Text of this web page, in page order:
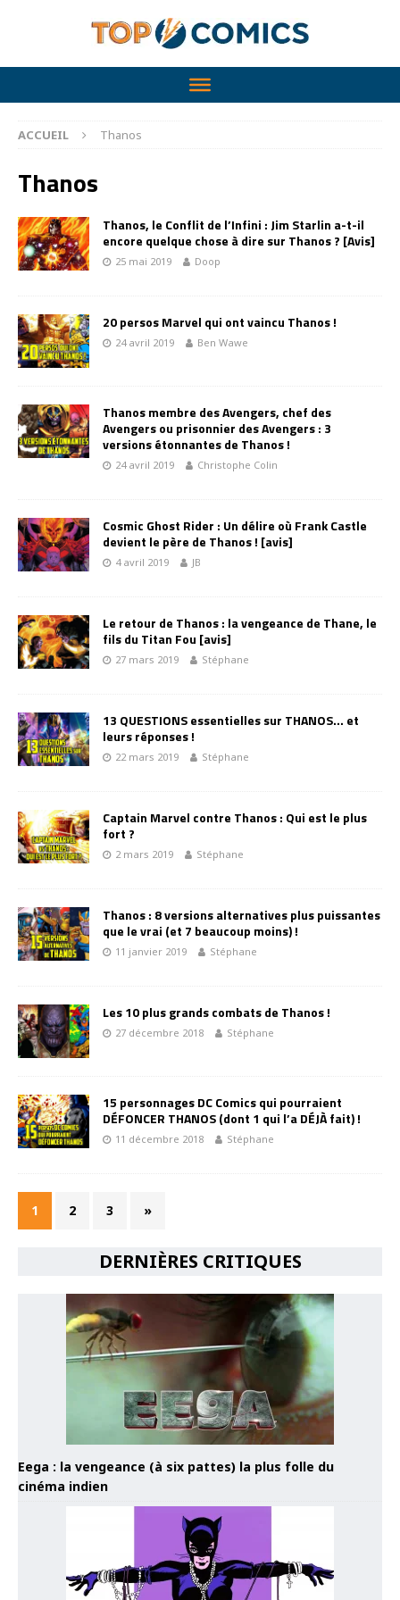
ACCUEIL Thanos
Thanos
Thanos, le Conflit de l’Infini : Jim Starlin a-t-il
encore quelque chose à dire sur Thanos ? [Avis]
25 mai 2019 Doop
20 persos Marvel qui ont vaincu Thanos !
24 avril 2019 Ben Wawe
Thanos membre des Avengers, chef des
Avengers ou prisonnier des Avengers : 3
versions étonnantes de Thanos !
24 avril 2019 Christophe Colin
Cosmic Ghost Rider : Un délire où Frank Castle
devient le père de Thanos ! [avis]
4 avril 2019 JB
Le retour de Thanos : la vengeance de Thane, le
fils du Titan Fou [avis]
27 mars 2019 Stéphane
13 QUESTIONS essentielles sur THANOS… et
leurs réponses !
22 mars 2019 Stéphane
Captain Marvel contre Thanos : Qui est le plus
fort ?
2 mars 2019 Stéphane
Thanos : 8 versions alternatives plus puissantes
que le vrai (et 7 beaucoup moins) !
11 janvier 2019 Stéphane
Les 10 plus grands combats de Thanos !
27 décembre 2018 Stéphane
15 personnages DC Comics qui pourraient
DÉFONCER THANOS (dont 1 qui l’a DÉJÀ fait) !
11 décembre 2018 Stéphane
1 2 3 »
DERNIÈRES CRITIQUES
Eega : la vengeance (à six pattes) la plus folle du
cinéma indien